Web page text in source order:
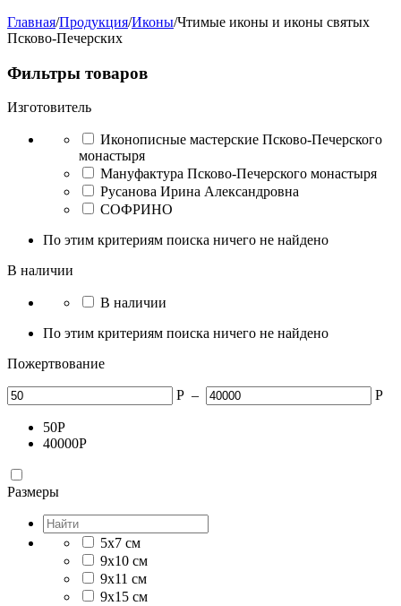
Главная/Продукция/Иконы/Чтимые иконы и иконы святых
Псково-Печерских
Фильтры товаров
Изготовитель
Иконописные мастерские Псково-Печерского
монастыря
Мануфактура Псково-Печерского монастыря
Русанова Ирина Александровна
СОФРИНО
По этим критериям поиска ничего не найдено
В наличии
В наличии
По этим критериям поиска ничего не найдено
Пожертвование
Р – Р
50Р
40000Р
Размеры
5x7 см
9х10 см
9х11 см
9х15 см